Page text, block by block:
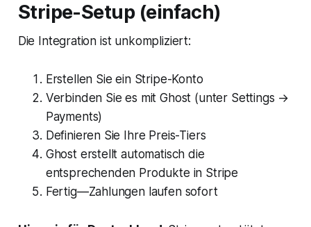
Stripe-Setup (einfach)
Die Integration ist unkompliziert:
Erstellen Sie ein Stripe-Konto
Verbinden Sie es mit Ghost (unter Settings →
Payments)
Definieren Sie Ihre Preis-Tiers
Ghost erstellt automatisch die
entsprechenden Produkte in Stripe
Fertig—Zahlungen laufen sofort